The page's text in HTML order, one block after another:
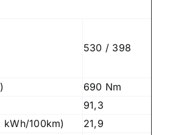
530 / 398
690 Nm
91,3
kWh/100km)
21,9